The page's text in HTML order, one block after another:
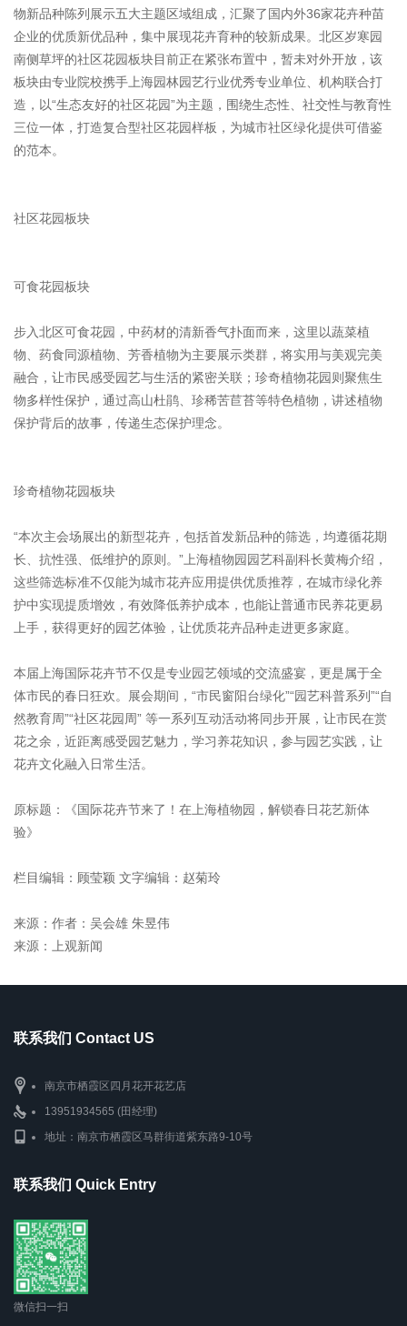
物新品种陈列展示五大主题区域组成，汇聚了国内外36家花卉种苗
企业的优质新优品种，集中展现花卉育种的较新成果。北区岁寒园
南侧草坪的社区花园板块目前正在紧张布置中，暂未对外开放，该
板块由专业院校携手上海园林园艺行业优秀专业单位、机构联合打
造，以“生态友好的社区花园”为主题，围绕生态性、社交性与教育性
三位一体，打造复合型社区花园样板，为城市社区绿化提供可借鉴
的范本。
社区花园板块
可食花园板块
步入北区可食花园，中药材的清新香气扑面而来，这里以蔬菜植
物、药食同源植物、芳香植物为主要展示类群，将实用与美观完美
融合，让市民感受园艺与生活的紧密关联；珍奇植物花园则聚焦生
物多样性保护，通过高山杜鹃、珍稀苦苣苔等特色植物，讲述植物
保护背后的故事，传递生态保护理念。
珍奇植物花园板块
“本次主会场展出的新型花卉，包括首发新品种的筛选，均遵循花期
长、抗性强、低维护的原则。”上海植物园园艺科副科长黄梅介绍，
这些筛选标准不仅能为城市花卉应用提供优质推荐，在城市绿化养
护中实现提质增效，有效降低养护成本，也能让普通市民养花更易
上手，获得更好的园艺体验，让优质花卉品种走进更多家庭。
本届上海国际花卉节不仅是专业园艺领域的交流盛宴，更是属于全
体市民的春日狂欢。展会期间，“市民窗阳台绿化”“园艺科普系列”“自
然教育周”“社区花园周” 等一系列互动活动将同步开展，让市民在赏
花之余，近距离感受园艺魅力，学习养花知识，参与园艺实践，让
花卉文化融入日常生活。
原标题：《国际花卉节来了！在上海植物园，解锁春日花艺新体
验》
栏目编辑：顾莹颖 文字编辑：赵菊玲
来源：作者：吴会雄 朱昱伟
来源：上观新闻
联系我们 Contact US
南京市栖霞区四月花开花艺店
13951934565 (田经理)
地址：南京市栖霞区马群街道紫东路9-10号
联系我们 Quick Entry
微信扫一扫